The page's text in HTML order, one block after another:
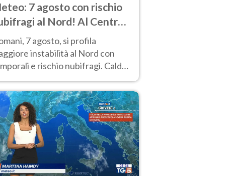
7 agosto con rischio
al Nord! Al Centro-
caldo estremo
7 agosto, si profila
instabilità al Nord con
e rischio nubifragi. Caldo